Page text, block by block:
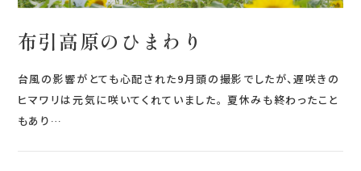
布引高原のひまわり
台風の影響がとても心配された9月頭の撮影でしたが、遅咲きの
ヒマワリは元気に咲いてくれていました。 夏休みも終わったこと
もあり…